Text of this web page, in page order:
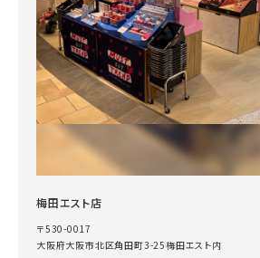
梅田エスト店
〒530-0017
大阪府大阪市北区角田町3-25梅田エスト内